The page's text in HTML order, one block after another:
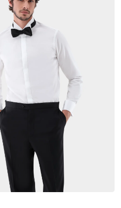
Hinzufügen